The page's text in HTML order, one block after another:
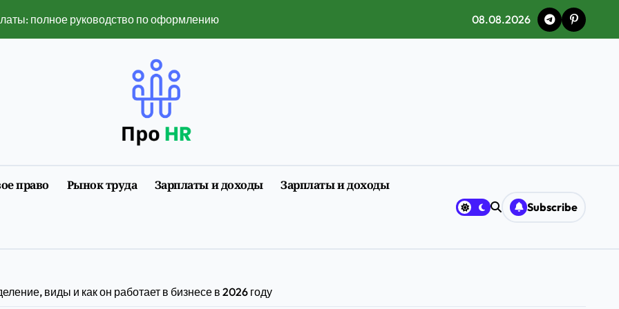
полное руководство по оформлению и нюансам 2026
в 2026 году — полный разбор ограничений и рисков
сервисы изменили привычный ритм города
факторы, влияющие на него, и динамика изменения
первого трудоустройства
в лайв-ставках и слотах
08.08.2026
право Рынок труда Зарплаты и доходы Зарплаты и доходы
Subscribe
виды и как он работает в бизнесе в 2026 году